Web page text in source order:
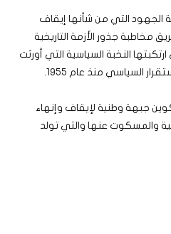
الجهود التي من شأنها إيقاف
مخاطبة جذور الأزمة التاريخية
النخبة السياسية التي أورثت
السياسي منذ عام 1955.
جبهة وطنية لإيقاف وإنهاء
والمسكوت عنها والتي تولد